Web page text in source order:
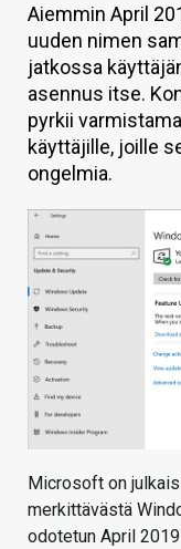
HINTA.FI
KAUPPA
VAIHDA TEEMA
HAKU
Aiemmin April
uuden nimen
jatkossa
asennus itse.
pyrkii
käyttäjille, joille
ongelmia.
Microsoft on
merkittävästä
odotetun April